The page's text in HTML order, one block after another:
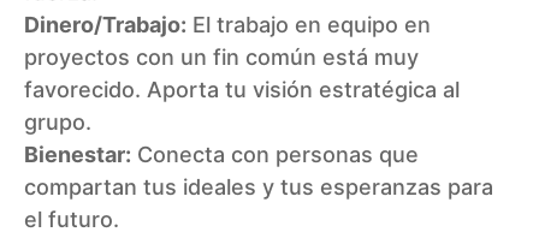
Dinero/Trabajo: El trabajo en equipo en
proyectos con un fin común está muy
favorecido. Aporta tu visión estratégica al
grupo.
Bienestar: Conecta con personas que
compartan tus ideales y tus esperanzas para
el futuro.